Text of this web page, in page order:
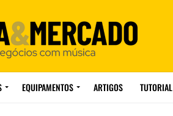
EQUIPAMENTOS ARTIGOS TUTORIAL